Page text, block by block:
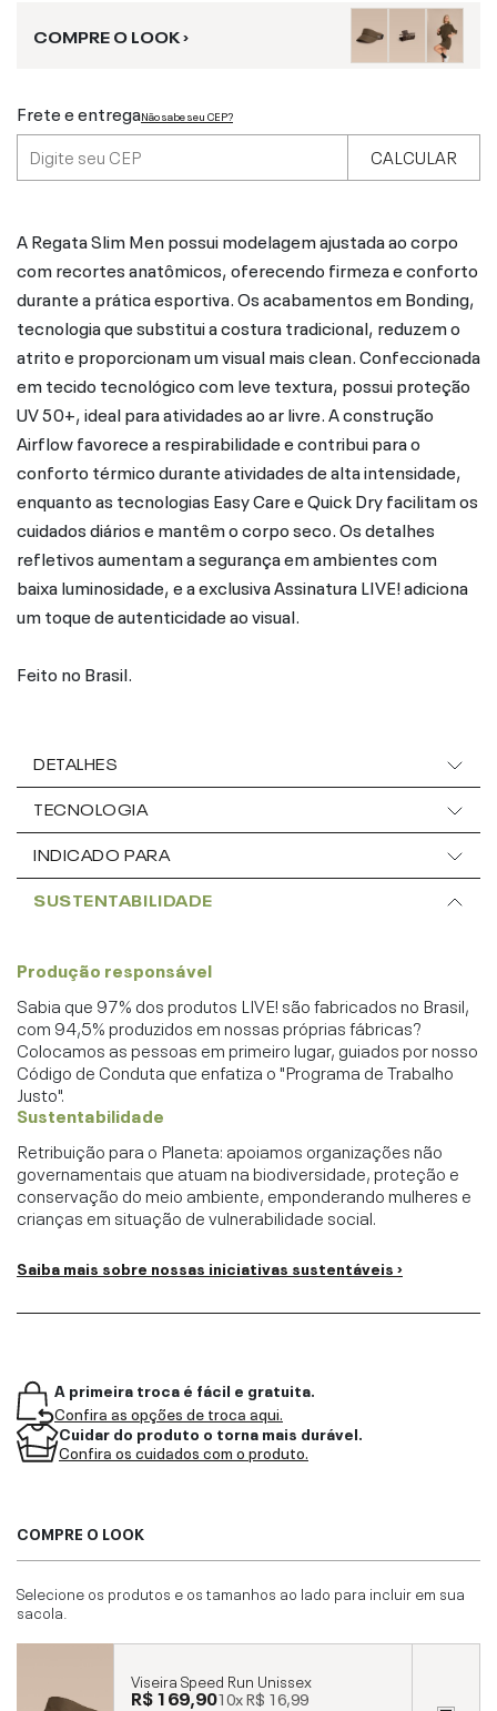
COMPRE O LOOK ›
Frete e entregaNão sabe seu CEP?
CALCULAR
A Regata Slim Men possui modelagem ajustada ao corpo
com recortes anatômicos, oferecendo firmeza e conforto
durante a prática esportiva. Os acabamentos em Bonding,
tecnologia que substitui a costura tradicional, reduzem o
atrito e proporcionam um visual mais clean. Confeccionada
em tecido tecnológico com leve textura, possui proteção
UV 50+, ideal para atividades ao ar livre. A construção
Airflow favorece a respirabilidade e contribui para o
conforto térmico durante atividades de alta intensidade,
enquanto as tecnologias Easy Care e Quick Dry facilitam os
cuidados diários e mantêm o corpo seco. Os detalhes
refletivos aumentam a segurança em ambientes com
baixa luminosidade, e a exclusiva Assinatura LIVE! adiciona
um toque de autenticidade ao visual.
Feito no Brasil.
DETALHES
TECNOLOGIA
INDICADO PARA
SUSTENTABILIDADE
Produção responsável
Sabia que 97% dos produtos LIVE! são fabricados no Brasil,
com 94,5% produzidos em nossas próprias fábricas?
Colocamos as pessoas em primeiro lugar, guiados por nosso
Código de Conduta que enfatiza o "Programa de Trabalho
Justo".
Sustentabilidade
Retribuição para o Planeta: apoiamos organizações não
governamentais que atuam na biodiversidade, proteção e
conservação do meio ambiente, emponderando mulheres e
crianças em situação de vulnerabilidade social.
Saiba mais sobre nossas iniciativas sustentáveis ›
A primeira troca é fácil e gratuita.
Confira as opções de troca aqui.
Cuidar do produto o torna mais durável.
Confira os cuidados com o produto.
COMPRE O LOOK
Selecione os produtos e os tamanhos ao lado para incluir em sua
sacola.
Viseira Speed Run Unissex
R$ 169,9010xR$ 16,99